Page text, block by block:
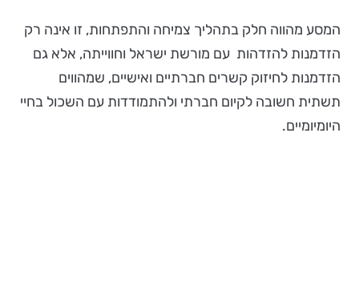
המסע מהווה חלק בתהליך צמיחה והתפתחות, זו אינה רק
הזדמנות להזדהות עם מורשת ישראל וחווייתה, אלא גם
הזדמנות לחיזוק קשרים חברתיים ואישיים, שמהווים
תשתית חשובה לקיום חברתי ולהתמודדות עם השכול בחיי
היומיומיים.